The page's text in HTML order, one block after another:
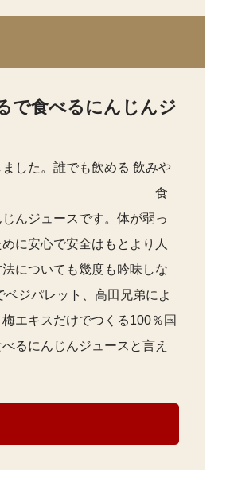
で食べるにんじんジ
した。誰でも飲める 飲みや
ス。 食
んジュースです。体が弱っ
に安心で安全はもとより人
についても幾度も吟味しな
ジパレット、高田兄弟によ
エキスだけでつくる100％国
るにんじんジュースと言え